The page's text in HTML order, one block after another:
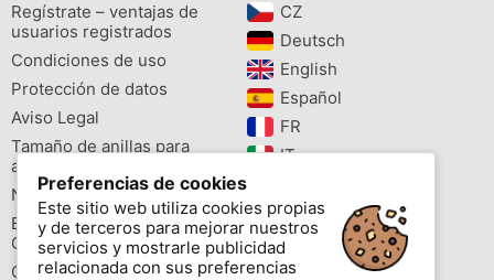
Regístrate – ventajas de
usuarios registrados
Condiciones de uso
Protección de datos
Aviso Legal
Tamaño de anillas para
aves
Newsletter
Buscador de especies
Cites
Colores de las anillas
CZ‎
Deutsch‎
English‎
Español‎
FR‎
IT‎
PL‎
PT‎
Preferencias de cookies
Este sitio web utiliza cookies propias
y de terceros para mejorar nuestros
servicios y mostrarle publicidad
relacionada con sus preferencias